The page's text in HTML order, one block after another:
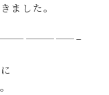
ました。
————————–